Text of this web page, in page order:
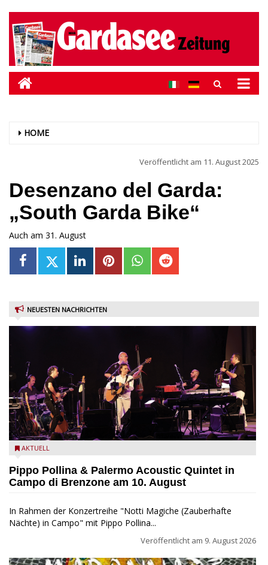
HOME
Veröffentlicht am 11. August 2025
Desenzano del Garda:
„South Garda Bike“
Auch am 31. August
NEUESTEN NACHRICHTEN
Pippo Pollina im Konzert mit dem Palermo Acoustic Quintet
AKTUELL
Pippo Pollina & Palermo Acoustic Quintet in
Campo di Brenzone am 10. August
In Rahmen der Konzertreihe "Notti Magiche (Zauberhafte
Nächte) in Campo" mit Pippo Pollina...
Veröffentlicht am 9. August 2026